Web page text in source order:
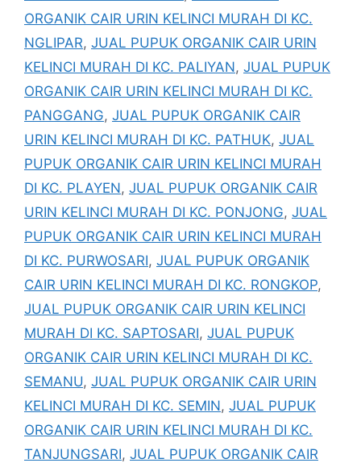
ORGANIK CAIR URIN KELINCI MURAH DI KC.
NGLIPAR, JUAL PUPUK ORGANIK CAIR URIN
KELINCI MURAH DI KC. PALIYAN, JUAL PUPUK
ORGANIK CAIR URIN KELINCI MURAH DI KC.
PANGGANG, JUAL PUPUK ORGANIK CAIR
URIN KELINCI MURAH DI KC. PATHUK, JUAL
PUPUK ORGANIK CAIR URIN KELINCI MURAH
DI KC. PLAYEN, JUAL PUPUK ORGANIK CAIR
URIN KELINCI MURAH DI KC. PONJONG, JUAL
PUPUK ORGANIK CAIR URIN KELINCI MURAH
DI KC. PURWOSARI, JUAL PUPUK ORGANIK
CAIR URIN KELINCI MURAH DI KC. RONGKOP,
JUAL PUPUK ORGANIK CAIR URIN KELINCI
MURAH DI KC. SAPTOSARI, JUAL PUPUK
ORGANIK CAIR URIN KELINCI MURAH DI KC.
SEMANU, JUAL PUPUK ORGANIK CAIR URIN
KELINCI MURAH DI KC. SEMIN, JUAL PUPUK
ORGANIK CAIR URIN KELINCI MURAH DI KC.
TANJUNGSARI, JUAL PUPUK ORGANIK CAIR